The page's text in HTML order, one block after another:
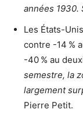
années 1930.
Les États-
contre -14 %
-40 % au
semestre, la
largement
Pierre Petit.